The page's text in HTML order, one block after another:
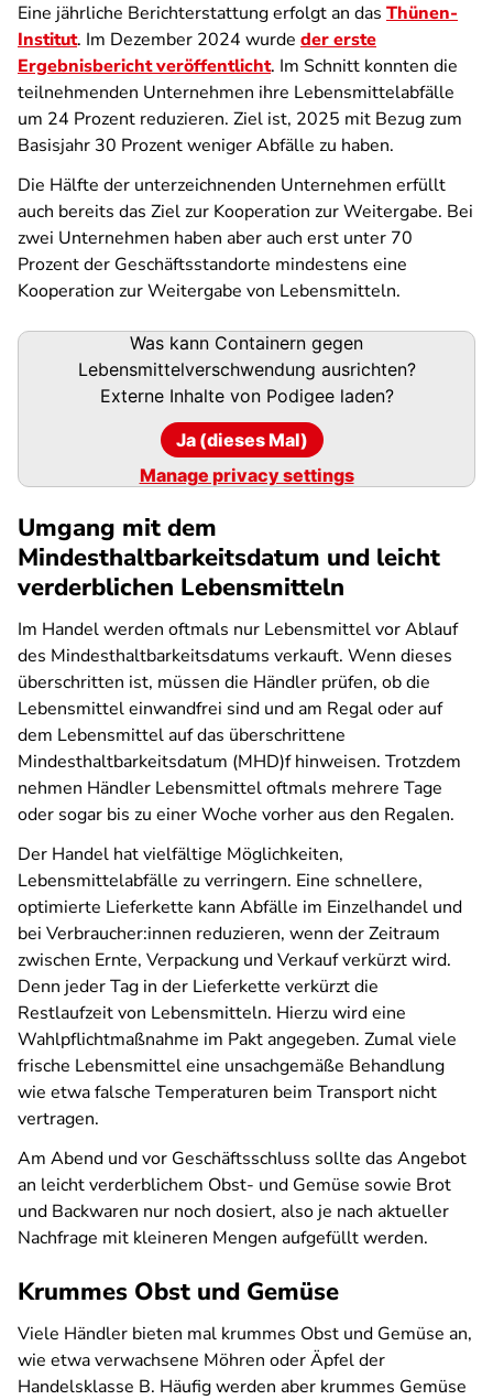
Eine jährliche Berichterstattung erfolgt an das Thünen-
Institut. Im Dezember 2024 wurde der erste
Ergebnisbericht veröffentlicht. Im Schnitt konnten die
teilnehmenden Unternehmen ihre Lebensmittelabfälle
um 24 Prozent reduzieren. Ziel ist, 2025 mit Bezug zum
Basisjahr 30 Prozent weniger Abfälle zu haben.
Die Hälfte der unterzeichnenden Unternehmen erfüllt
auch bereits das Ziel zur Kooperation zur Weitergabe. Bei
zwei Unternehmen haben aber auch erst unter 70
Prozent der Geschäftsstandorte mindestens eine
Kooperation zur Weitergabe von Lebensmitteln.
Podigee-
Was kann Containern gegen
Lebensmittelverschwendung ausrichten?
Externe Inhalte von Podigeeladen?
Ja (dieses Mal)
Manage privacy settings
Umgang mit dem
Mindesthaltbarkeitsdatum und leicht
verderblichen Lebensmitteln
Im Handel werden oftmals nur Lebensmittel vor Ablauf
des Mindesthaltbarkeitsdatums verkauft. Wenn dieses
überschritten ist, müssen die Händler prüfen, ob die
Lebensmittel einwandfrei sind und am Regal oder auf
dem Lebensmittel auf das überschrittene
Mindesthaltbarkeitsdatum (MHD)f hinweisen. Trotzdem
nehmen Händler Lebensmittel oftmals mehrere Tage
oder sogar bis zu einer Woche vorher aus den Regalen.
Der Handel hat vielfältige Möglichkeiten,
Lebensmittelabfälle zu verringern. Eine schnellere,
optimierte Lieferkette kann Abfälle im Einzelhandel und
bei Verbraucher:innen reduzieren, wenn der Zeitraum
zwischen Ernte, Verpackung und Verkauf verkürzt wird.
Denn jeder Tag in der Lieferkette verkürzt die
Restlaufzeit von Lebensmitteln. Hierzu wird eine
Wahlpflichtmaßnahme im Pakt angegeben. Zumal viele
frische Lebensmittel eine unsachgemäße Behandlung
wie etwa falsche Temperaturen beim Transport nicht
vertragen.
Am Abend und vor Geschäftsschluss sollte das Angebot
an leicht verderblichem Obst- und Gemüse sowie Brot
und Backwaren nur noch dosiert, also je nach aktueller
Nachfrage mit kleineren Mengen aufgefüllt werden.
Krummes Obst und Gemüse
Viele Händler bieten mal krummes Obst und Gemüse an,
wie etwa verwachsene Möhren oder Äpfel der
Handelsklasse B. Häufig werden aber krummes Gemüse